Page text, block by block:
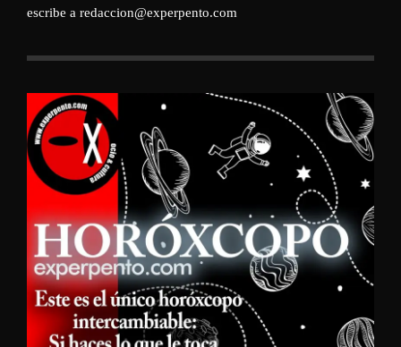
escribe a redaccion@experpento.com